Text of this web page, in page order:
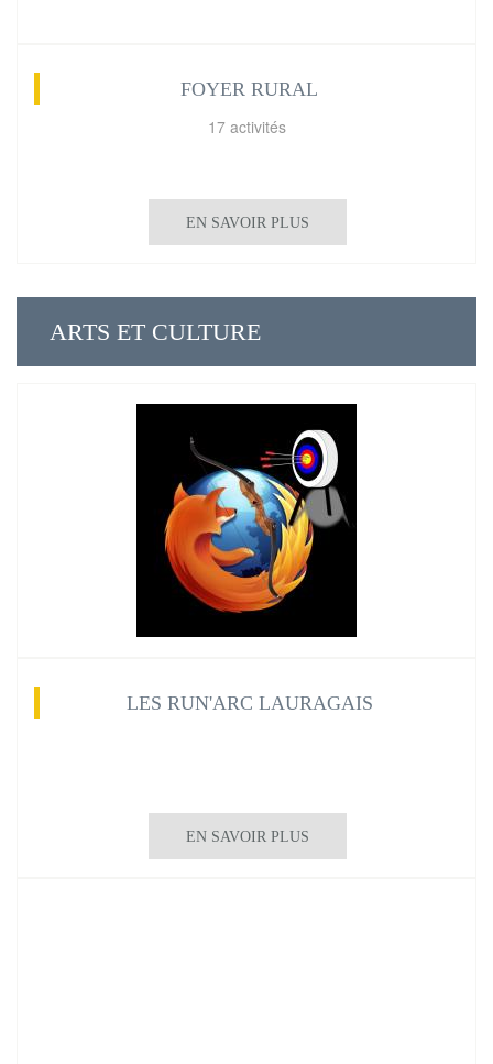
FOYER RURAL
17 activités
EN SAVOIR PLUS
ARTS ET CULTURE
LES RUN'ARC LAURAGAIS
EN SAVOIR PLUS